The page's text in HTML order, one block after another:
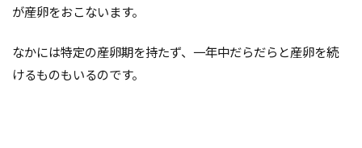
が産卵をおこないます。
なかには特定の産卵期を持たず、一年中だらだらと産卵を続
けるものもいるのです。